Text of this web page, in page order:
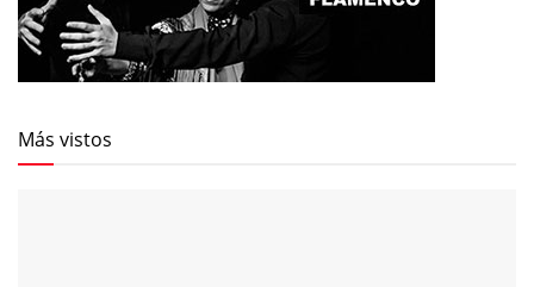
Más vistos